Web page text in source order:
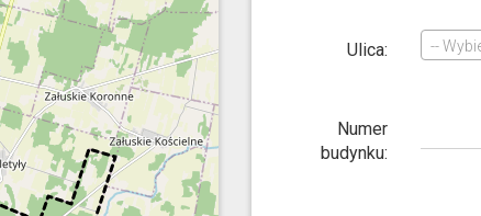
Ulica: --
Numer
budynku: